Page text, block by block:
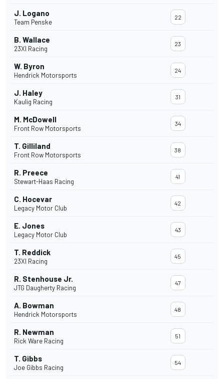
J. Logano
Team Penske
22
B. Wallace
23XI Racing
23
W. Byron
Hendrick Motorsports
24
J. Haley
Kaulig Racing
31
M. McDowell
Front Row Motorsports
34
T. Gilliland
Front Row Motorsports
38
R. Preece
Stewart-Haas Racing
41
C. Hocevar
Legacy Motor Club
42
E. Jones
Legacy Motor Club
43
T. Reddick
23XI Racing
45
R. Stenhouse Jr.
JTG Daugherty Racing
47
A. Bowman
Hendrick Motorsports
48
R. Newman
Rick Ware Racing
51
T. Gibbs
Joe Gibbs Racing
54